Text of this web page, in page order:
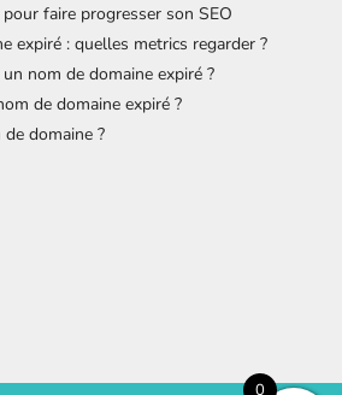
faire progresser son SEO
expiré : quelles metrics regarder ?
nom de domaine expiré ?
de domaine expiré ?
domaine ?
0